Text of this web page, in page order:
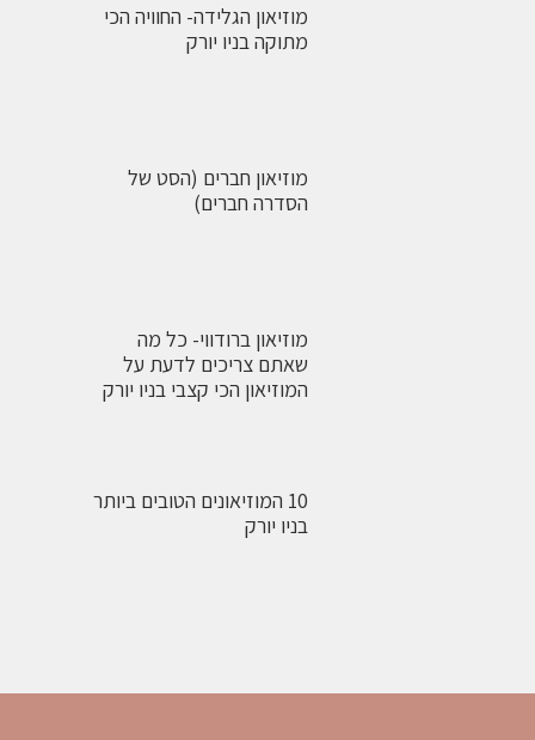
מוזיאון הגלידה- החוויה הכי
מתוקה בניו יורק
מוזיאון חברים (הסט של
הסדרה חברים)
מוזיאון ברודווי- כל מה
שאתם צריכים לדעת על
המוזיאון הכי קצבי בניו יורק
10 המוזיאונים הטובים ביותר
בניו יורק